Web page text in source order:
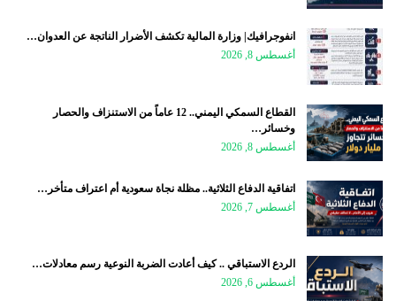
انفوجرافيك| وزارة المالية تكشف الأضرار الناتجة عن العدوان…
أغسطس 8, 2026
القطاع السمكي اليمني.. 12 عاماً من الاستنزاف والحصار
وخسائر…
أغسطس 8, 2026
اتفاقية الدفاع الثلاثية.. مظلة نجاة سعودية أم اعتراف متأخر…
أغسطس 7, 2026
الردع الاستباقي .. كيف أعادت الضربة النوعية رسم معادلات…
أغسطس 6, 2026